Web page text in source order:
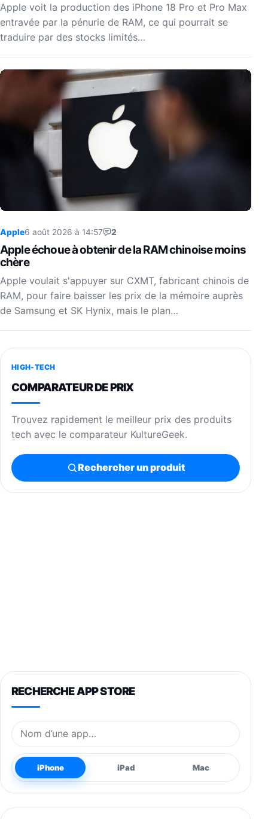
Apple voit la production des iPhone 18 Pro et Pro Max
entravée par la pénurie de RAM, ce qui pourrait se
traduire par des stocks limités…
Apple6 août 2026 à 14:57 2
Apple échoue à obtenir de la RAM chinoise moins
chère
Apple voulait s'appuyer sur CXMT, fabricant chinois de
RAM, pour faire baisser les prix de la mémoire auprès
de Samsung et SK Hynix, mais le plan…
HIGH-TECH
COMPARATEUR DE PRIX
Trouvez rapidement le meilleur prix des produits
tech avec le comparateur KultureGeek.
Rechercher un produit
RECHERCHE APP STORE
Nom de l’application
iPhone iPad Mac